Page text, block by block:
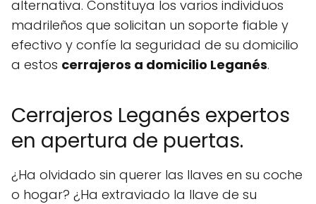
alternativa. Constituya los varios individuos
madrileños que solicitan un soporte fiable y
efectivo y confíe la seguridad de su domicilio
a estos cerrajeros a domicilio Leganés.
Cerrajeros Leganés expertos
en apertura de puertas.
¿Ha olvidado sin querer las llaves en su coche
o hogar? ¿Ha extraviado la llave de su